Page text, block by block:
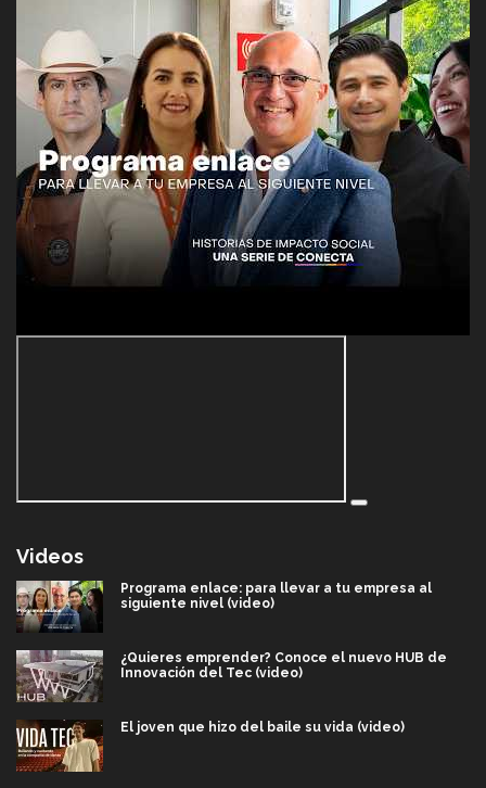
Videos
Programa enlace: para llevar a tu empresa al
siguiente nivel (video)
¿Quieres emprender? Conoce el nuevo HUB de
Innovación del Tec (video)
El joven que hizo del baile su vida (video)